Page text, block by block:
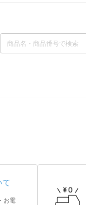
て
お電